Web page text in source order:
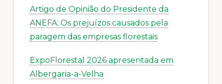
Artigo de Opinião do Presidente da
ANEFA: Os prejuízos causados pela
paragem das empresas florestais
ExpoFlorestal 2026 apresentada em
Albergaria-a-Velha